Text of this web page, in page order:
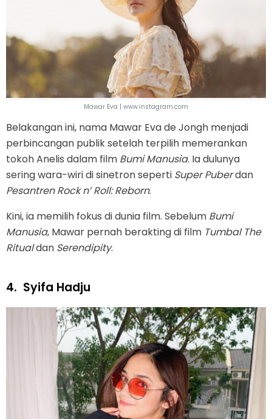
Mawar Eva | www.instagram.com
Belakangan ini, nama Mawar Eva de Jongh menjadi
perbincangan publik setelah terpilih memerankan
tokoh Anelis dalam film Bumi Manusia. Ia dulunya
sering wara-wiri di sinetron seperti Super Puberdan
Pesantren Rock n’ Roll: Reborn.
Kini, ia memilih fokus di dunia film. Sebelum Bumi
Manusia, Mawar pernah berakting di film Tumbal The
Ritualdan Serendipity.
4. Syifa Hadju